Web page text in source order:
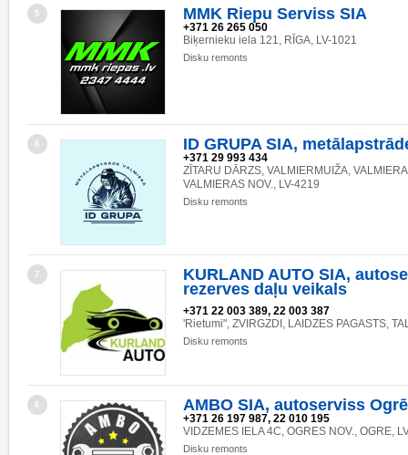
5 MMK Riepu Serviss SIA
+371 26 265 050
Biķernieku iela 121, RĪGA, LV-1021
Disku remonts
6 ID GRUPA SIA,
+371 29 993 434
ZĪTARU DĀRZS, VALMIERMUIŽA,
VALMIERAS NOV., LV-4219
Disku remonts
7
KURLAND AUTO SIA,
rezerves daļu veikals
+371 22 003 389, 22 003 387
'Rietumi", ZVIRGZDI, LAIDZES PAGASTS,
Disku remonts
8 AMBO SIA, autoserviss Ogrē
+371 26 197 987, 22 010 195
VIDZEMES IELA 4C, OGRES NOV., OGRE,
Disku remonts